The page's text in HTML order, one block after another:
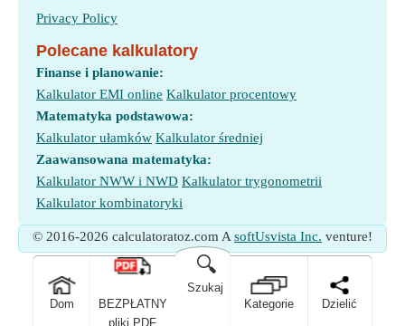
Privacy Policy
Polecane kalkulatory
Finanse i planowanie:
Kalkulator EMI online Kalkulator procentowy
Matematyka podstawowa:
Kalkulator ułamków Kalkulator średniej
Zaawansowana matematyka:
Kalkulator NWW i NWD Kalkulator trygonometrii
Kalkulator kombinatoryki
© 2016-2026 calculatoratoz.com A softUsvista Inc. venture!
Dom
BEZPŁATNY
pliki PDF
🔍
Szukaj
Kategorie
Dzielić